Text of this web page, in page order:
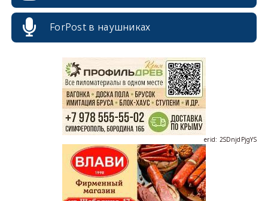
ForPost в наушниках
erid: 2SDnjdPjgYS
erid: 2SDnjdvhGXG